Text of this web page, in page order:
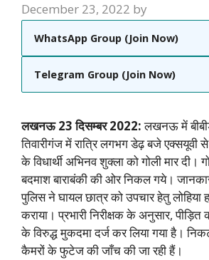
December 23, 2022 by
WhatsApp Group (Join Now)
Telegram Group (Join Now)
लखनऊ 23 दिसम्बर 2022:लखनऊ में
तिवारीगंज में रात्रि लगभग डेढ़ बजे एक्सयूवी
के विधार्थी अभिनव शुक्ला को गोली मार दी।
बदमाश बाराबंकी की ओर निकल गये।
पुलिस ने घायल छात्र को उपचार हेतु लोहिया
कराया। प्रभारी निरीक्षक के अनुसार, पीड़ित
के विरुद्ध मुकदमा दर्ज कर लिया गया है।
कैमरों के फुटेज की जाँच की जा रही हैं।